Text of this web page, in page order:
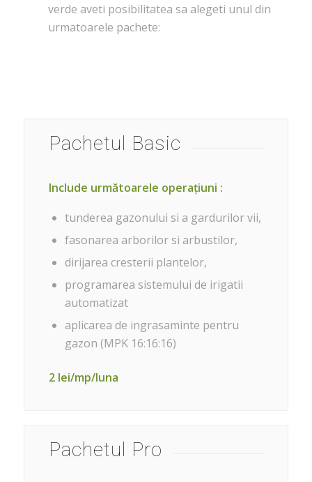
verde aveti posibilitatea sa alegeti unul din
urmatoarele pachete:
Pachetul Basic
Include următoarele operațiuni :
tunderea gazonului si a gardurilor vii,
fasonarea arborilor si arbustilor,
dirijarea cresterii plantelor,
programarea sistemului de irigatii
automatizat
aplicarea de ingrasaminte pentru
gazon (MPK 16:16:16)
2 lei/mp/luna
Pachetul Pro